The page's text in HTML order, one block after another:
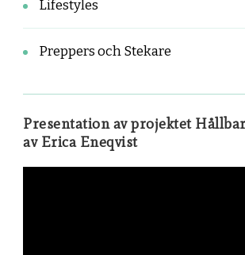
Lifestyles
Preppers och Stekare
Presentation av projektet
av Erica Eneqvist